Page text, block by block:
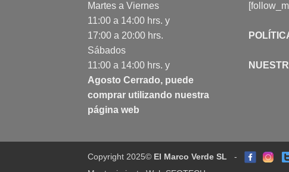
Martes a Viernes
11:00 a 14:00 hrs. y
17:00 a 20:00 hrs.
Sábados
11:00 a 14:00 hrs. y
Agosto Cerrado, puede
comprar utilizando nuestra
página web
Copyright 2025© El Marco Verde SL -